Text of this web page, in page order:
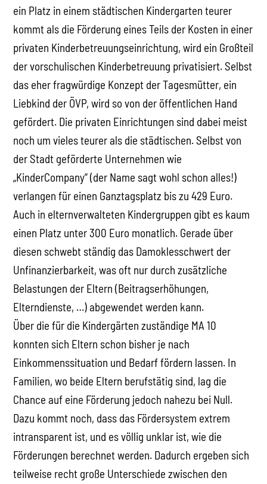
ein Platz in einem städtischen Kindergarten teurer
kommt als die Förderung eines Teils der Kosten in einer
privaten Kinderbetreuungseinrichtung, wird ein Großteil
der vorschulischen Kinderbetreuung privatisiert. Selbst
das eher fragwürdige Konzept der Tagesmütter, ein
Liebkind der ÖVP, wird so von der öffentlichen Hand
gefördert. Die privaten Einrichtungen sind dabei meist
noch um vieles teurer als die städtischen. Selbst von
der Stadt geförderte Unternehmen wie
„KinderCompany“ (der Name sagt wohl schon alles!)
verlangen für einen Ganztagsplatz bis zu 429 Euro.
Auch in elternverwalteten Kindergruppen gibt es kaum
einen Platz unter 300 Euro monatlich. Gerade über
diesen schwebt ständig das Damoklesschwert der
Unfinanzierbarkeit, was oft nur durch zusätzliche
Belastungen der Eltern (Beitragserhöhungen,
Elterndienste, …) abgewendet werden kann.
Über die für die Kindergärten zuständige MA 10
konnten sich Eltern schon bisher je nach
Einkommenssituation und Bedarf fördern lassen. In
Familien, wo beide Eltern berufstätig sind, lag die
Chance auf eine Förderung jedoch nahezu bei Null.
Dazu kommt noch, dass das Fördersystem extrem
intransparent ist, und es völlig unklar ist, wie die
Förderungen berechnet werden. Dadurch ergeben sich
teilweise recht große Unterschiede zwischen den